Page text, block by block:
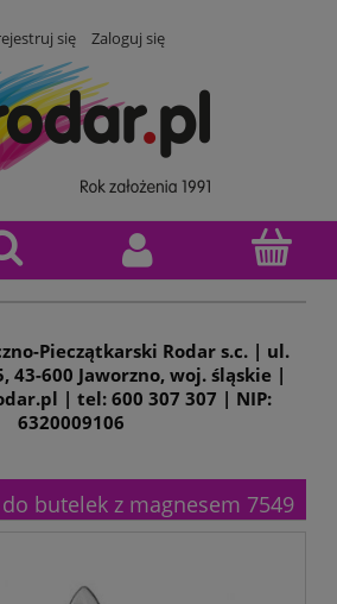
się Zaloguj się
Pieczątkarski Rodar s.c. | ul.
43-600 Jaworzno, woj. śląskie |
| tel: 600 307 307 | NIP:
6320009106
butelek z magnesem 7549